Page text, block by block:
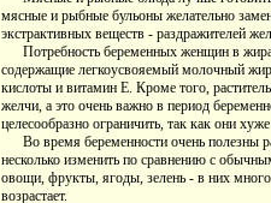
мясные и рыбные бульоны желательно
экстрактивных веществ - раздражителей
Потребность беременных женщин в
содержащие легкоусвояемый молочный
кислоты и витамин Е. Кроме того,
желчи, а это очень важно в период
целесообразно ограничить, так как они
Во время беременности очень полезны
несколько изменить по сравнению с
овощи, фрукты, ягоды, зелень - в них много
возрастает.